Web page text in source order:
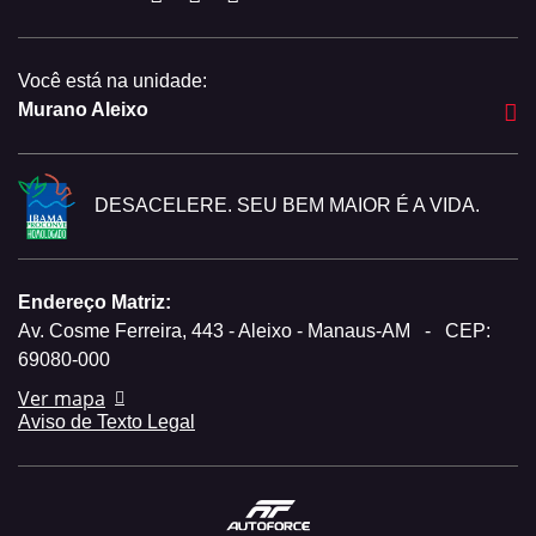
Você está na unidade:
Murano Aleixo
DESACELERE. SEU BEM MAIOR É A VIDA.
Endereço Matriz:
Av. Cosme Ferreira, 443 - Aleixo - Manaus-AM
-
CEP:
69080-000
Ver mapa
Aviso de Texto Legal